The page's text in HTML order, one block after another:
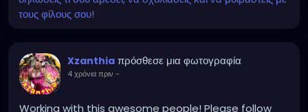
τους φίλους σου!
Xzanthia πρόσθεσε μια φωτογραφία
4 χρόνια πριν -
Working with this awesome people! Please follow